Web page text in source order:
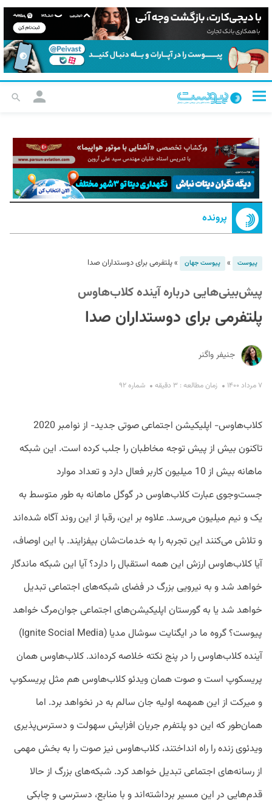
پرونده
پیوست » پیوست جهان »پلتفرمی برای دوستداران صدا
پیش‌بینی‌هایی درباره آینده کلاب‌هاوس
پلتفرمی برای دوستداران صدا
جنیفر واگنر
۷ مرداد ۱۴۰۰ زمان مطالعه : ۳ دقیقه شماره ۹۲
کلاب‌هاوس- اپلیکیشن اجتماعی صوتی جدید- از نوامبر 2020
تاکنون بیش‌ از پیش توجه مخاطبان را جلب کرده است. این شبکه
ماهانه بیش از 10 میلیون کاربر فعال دارد و تعداد موارد
جست‌وجوی عبارت کلاب‌هاوس در گوگل ماهانه به ‌طور متوسط به
یک و نیم میلیون می‌رسد. علاوه بر این، رقبا از این روند آگاه شده‌اند
و تلاش می‌کنند این تجربه را به خدمات‌شان بیفزایند. با این اوصاف،
آیا کلاب‌هاوس ارزش این همه استقبال را دارد؟ آیا این شبکه ماندگار
خواهد شد و به نیرویی بزرگ در فضای شبکه‌های اجتماعی تبدیل
خواهد شد یا به گورستان اپلیکیشن‌های اجتماعی جوان‌مرگ خواهد
پیوست؟ گروه ما در ایگنایت سوشال مدیا (Ignite Social Media)
آینده کلاب‌هاوس را در پنج نکته خلاصه کرده‌اند. کلاب‌هاوس همان
پریسکوپ است و صوت همان ویدئو کلاب‌هاوس هم مثل پریسکوپ
و میرکت از این همهمه اولیه جان سالم به در نخواهد برد. اما
همان‌طور که این دو پلتفرم جریان افزایش سهولت و دسترس‌پذیری
ویدئوی زنده را راه انداختند، کلاب‌هاوس نیز صوت را به بخش مهمی
از رسانه‌های اجتماعی تبدیل خواهد کرد. شبکه‌های بزرگ از حالا
قدم‌هایی در این مسیر برداشته‌اند و با منابع، دسترسی و چابکی